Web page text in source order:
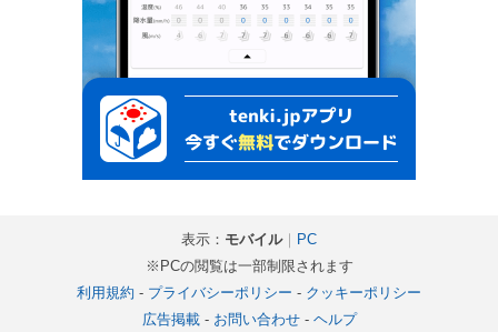
表示： モバイル｜ PC
※PCの閲覧は一部制限されます
利用規約 - プライバシーポリシー - クッキーポリシー
広告掲載- お問い合わせ- ヘルプ